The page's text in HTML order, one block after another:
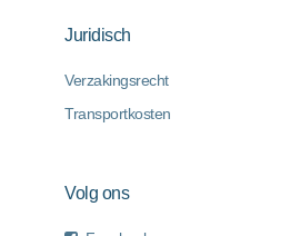
Juridisch
Verzakingsrecht
Transportkosten
Volg ons